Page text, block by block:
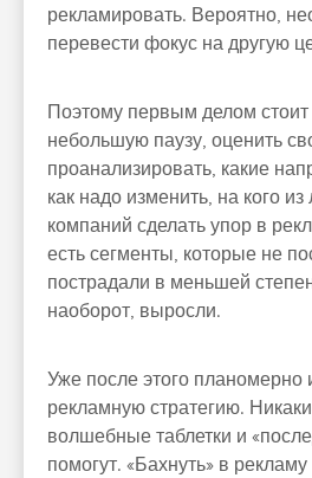
рекламировать. Вероятно,
перевести фокус на другую
Поэтому первым делом стоит
небольшую паузу, оценить
проанализировать, какие
как надо изменить, на кого
компаний сделать упор в
есть сегменты, которые не
пострадали в меньшей
наоборот, выросли.
Уже после этого планомерно
рекламную стратегию.
волшебные таблетки и
помогут. «Бахнуть» в